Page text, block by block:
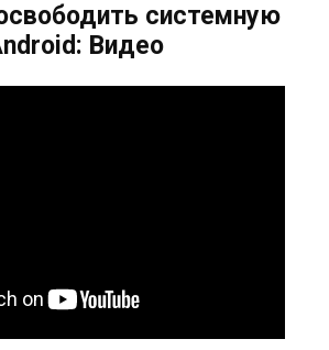
системную
Видео